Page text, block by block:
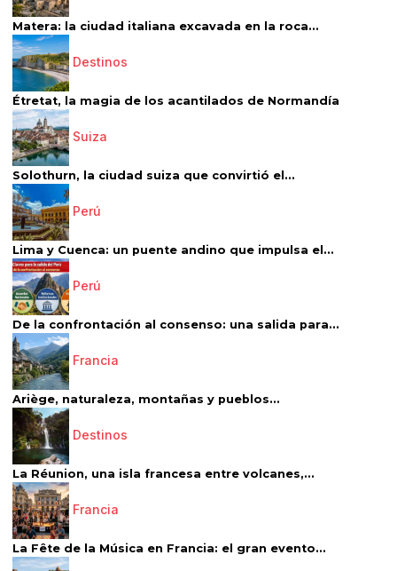
Matera: la ciudad italiana excavada en la roca...
Destinos
Étretat, la magia de los acantilados de Normandía
Suiza
Solothurn, la ciudad suiza que convirtió el...
Perú
Lima y Cuenca: un puente andino que impulsa el...
Perú
De la confrontación al consenso: una salida para...
Francia
Ariège, naturaleza, montañas y pueblos...
Destinos
La Réunion, una isla francesa entre volcanes,...
Francia
La Fête de la Música en Francia: el gran evento...